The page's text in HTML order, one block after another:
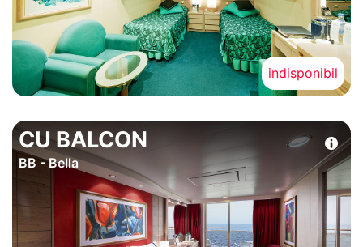
indisponibil
CU BALCON
BB - Bella